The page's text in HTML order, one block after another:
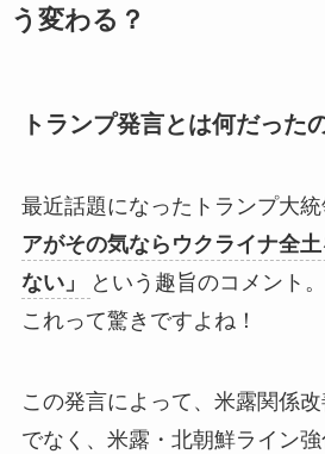
う変わる？
トランプ発言とは何だった
最近話題になったトランプ大統
アがその気ならウクライナ全
ない」
という趣旨のコメント。
これって驚きですよね！
この発言によって、米露関係
でなく、米露・北朝鮮ライン